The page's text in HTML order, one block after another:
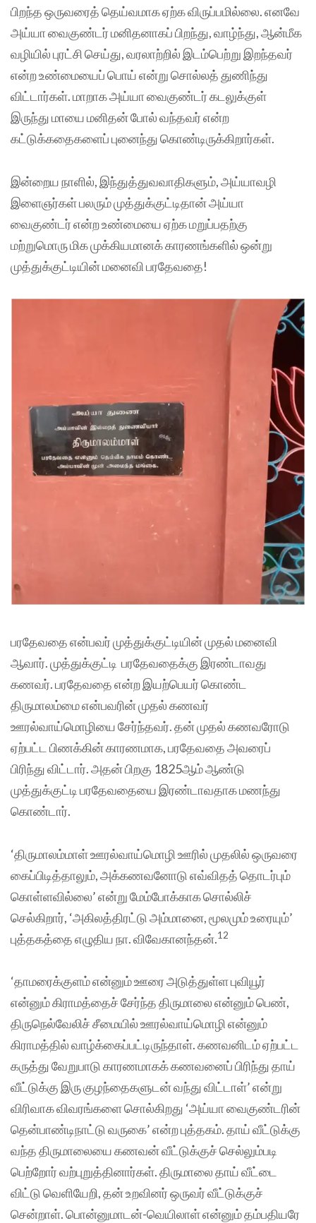
பிறந்த ஒருவரைத் தெய்வமாக ஏற்க விருப்பமில்லை. எனவே
அய்யா வைகுண்டர் மனிதனாகப் பிறந்து, வாழ்ந்து, ஆன்மீக
வழியில் புரட்சி செய்து, வரலாற்றில் இடம்பெற்று இறந்தவர்
என்ற உண்மையைப் பொய் என்று சொல்லத் துணிந்து
விட்டார்கள். மாறாக அய்யா வைகுண்டர் கடலுக்குள்
இருந்து மாயை மனிதன் போல் வந்தவர் என்ற
கட்டுக்கதைகளைப் புனைந்து கொண்டிருக்கிறார்கள்.
இன்றைய நாளில், இந்துத்துவவாதிகளும், அய்யாவழி
இளைஞர்கள் பலரும் முத்துக்குட்டிதான் அய்யா
வைகுண்டர் என்ற உண்மையை ஏற்க மறுப்பதற்கு
மற்றுமொரு மிக முக்கியமானக் காரணங்களில் ஒன்று
முத்துக்குட்டியின் மனைவி பரதேவதை!
பரதேவதை என்பவர் முத்துக்குட்டியின் முதல் மனைவி
ஆவார். முத்துக்குட்டி பரதேவதைக்கு இரண்டாவது
கணவர். பரதேவதை என்ற இயற்பெயர் கொண்ட
திருமாலம்மை என்பவரின் முதல் கணவர்
ஊரல்வாய்மொழியை சேர்ந்தவர். தன் முதல் கணவரோடு
ஏற்பட்ட பிணக்கின் காரணமாக, பரதேவதை அவரைப்
பிரிந்து விட்டார். அதன் பிறகு 1825ஆம் ஆண்டு
முத்துக்குட்டி பரதேவதையை இரண்டாவதாக மணந்து
கொண்டார்.
‘திருமாலம்மாள் ஊரல்வாய்மொழி ஊரில் முதலில் ஒருவரை
கைப்பிடித்தாலும், அக்கணவனோடு எவ்விதத் தொடர்பும்
கொள்ளவில்லை’ என்று மேம்போக்காக சொல்லிச்
செல்கிறார், ‘அகிலத்திரட்டு அம்மானை, மூலமும் உரையும்’
புத்தகத்தை எழுதிய நா. விவேகானந்தன்.12
‘தாமரைக்குளம் என்னும் ஊரை அடுத்துள்ள புவியூர்
என்னும் கிராமத்தைச் சேர்ந்த திருமாலை என்னும் பெண்,
திருநெல்வேலிச் சீமையில் ஊரல்வாய்மொழி என்னும்
கிராமத்தில் வாழ்க்கைப்பட்டிருந்தாள். கணவனிடம் ஏற்பட்ட
கருத்து வேறுபாடு காரணமாகக் கணவனைப் பிரிந்து தாய்
வீட்டுக்கு இரு குழந்தைகளுடன் வந்து விட்டாள்’ என்று
விரிவாக விவரங்களை சொல்கிறது ‘அய்யா வைகுண்டரின்
தென்பாண்டிநாட்டு வருகை’ என்ற புத்தகம். தாய் வீட்டுக்கு
வந்த திருமாலையை கணவன் வீட்டுக்குச் செல்லும்படி
பெற்றோர் வற்புறுத்தினார்கள். திருமாலை தாய் வீட்டை
விட்டு வெளியேறி, தன் உறவினர் ஒருவர் வீட்டுக்குச்
சென்றாள். பொன்னுமாடன்-வெயிலாள் என்னும் தம்பதியரே